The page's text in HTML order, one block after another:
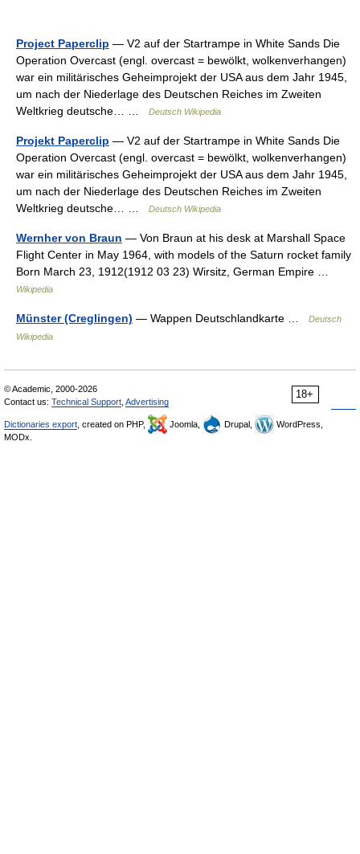
Project Paperclip — V2 auf der Startrampe in White Sands Die
Operation Overcast (engl. overcast = bewölkt, wolkenverhangen)
war ein militärisches Geheimprojekt der USA aus dem Jahr 1945,
um nach der Niederlage des Deutschen Reiches im Zweiten
Weltkrieg deutsche… …
Deutsch Wikipedia
Projekt Paperclip — V2 auf der Startrampe in White Sands Die
Operation Overcast (engl. overcast = bewölkt, wolkenverhangen)
war ein militärisches Geheimprojekt der USA aus dem Jahr 1945,
um nach der Niederlage des Deutschen Reiches im Zweiten
Weltkrieg deutsche… …
Deutsch Wikipedia
Wernher von Braun — Von Braun at his desk at Marshall Space
Flight Center in May 1964, with models of the Saturn rocket family
Born March 23, 1912(1912 03 23) Wirsitz, German Empire …
Wikipedia
Münster (Creglingen) — Wappen Deutschlandkarte …
Deutsch
Wikipedia
18+
© Academic, 2000-2026
Contact us: Technical Support Advertising
Dictionaries export , created on PHP, Joomla, Drupal,
WordPress,
MODx.